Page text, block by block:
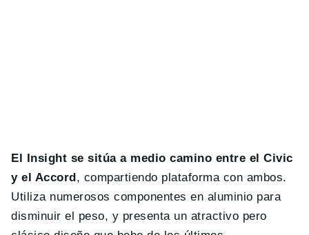
El Insight se sitúa a medio camino entre el Civic
y el Accord , compartiendo plataforma con ambos.
Utiliza numerosos componentes en aluminio para
disminuir el peso, y presenta un atractivo pero